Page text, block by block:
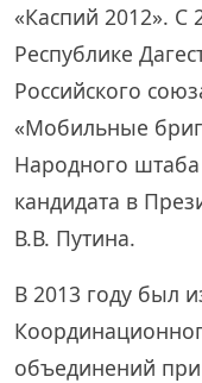
«Каспий 2012». С
Республике
Российского
«Мобильные
Народного
кандидата в
В.В. Путина.
В 2013 году был
объединений